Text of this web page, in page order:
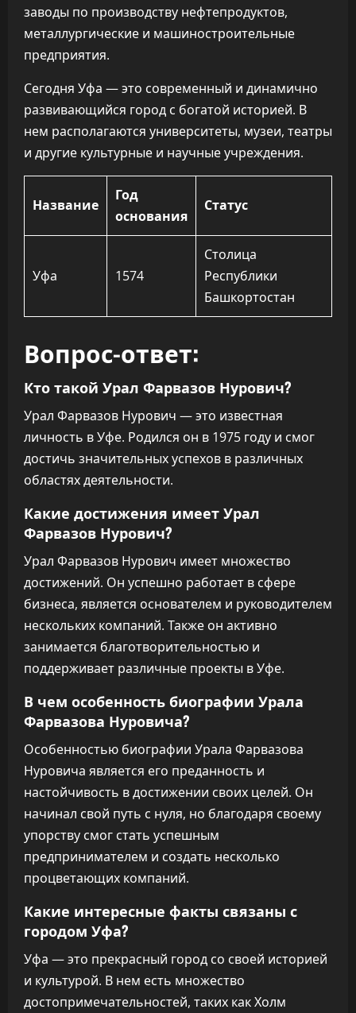
заводы по производству нефтепродуктов,
металлургические и машиностроительные
предприятия.
Сегодня Уфа — это современный и динамично
развивающийся город с богатой историей. В
нем располагаются университеты, музеи, театры
и другие культурные и научные учреждения.
Название
Год
основания
Статус
Уфа 1574
Столица
Республики
Башкортостан
Вопрос-ответ:
Кто такой Урал Фарвазов Нурович?
Урал Фарвазов Нурович — это известная
личность в Уфе. Родился он в 1975 году и смог
достичь значительных успехов в различных
областях деятельности.
Какие достижения имеет Урал
Фарвазов Нурович?
Урал Фарвазов Нурович имеет множество
достижений. Он успешно работает в сфере
бизнеса, является основателем и руководителем
нескольких компаний. Также он активно
занимается благотворительностью и
поддерживает различные проекты в Уфе.
В чем особенность биографии Урала
Фарвазова Нуровича?
Особенностью биографии Урала Фарвазова
Нуровича является его преданность и
настойчивость в достижении своих целей. Он
начинал свой путь с нуля, но благодаря своему
упорству смог стать успешным
предпринимателем и создать несколько
процветающих компаний.
Какие интересные факты связаны с
городом Уфа?
Уфа — это прекрасный город со своей историей
и культурой. В нем есть множество
достопримечательностей, таких как Холм